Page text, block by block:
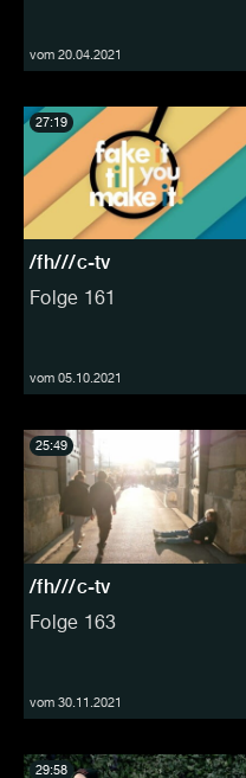
vom 20.04.2021
/fh///c-tv
Folge 161
vom 05.10.2021
27:19
/fh///c-tv
Folge 163
vom 30.11.2021
25:49
29:58